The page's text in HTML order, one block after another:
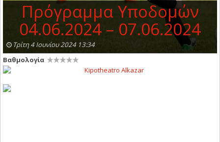
Πρόγραμμα Υποδομών
04.06.2024 – 07.06.2024
Τρίτη 4 Ιουνίου 2024 13:34
Βαθμολογία